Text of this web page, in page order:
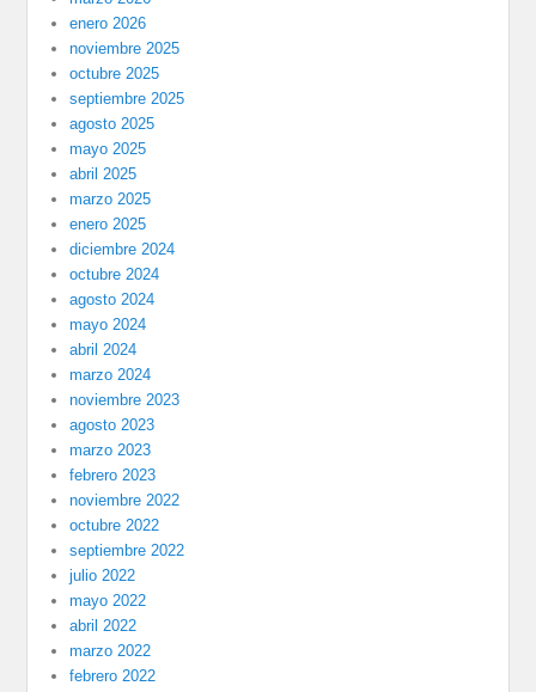
enero 2026
noviembre 2025
octubre 2025
septiembre 2025
agosto 2025
mayo 2025
abril 2025
marzo 2025
enero 2025
diciembre 2024
octubre 2024
agosto 2024
mayo 2024
abril 2024
marzo 2024
noviembre 2023
agosto 2023
marzo 2023
febrero 2023
noviembre 2022
octubre 2022
septiembre 2022
julio 2022
mayo 2022
abril 2022
marzo 2022
febrero 2022